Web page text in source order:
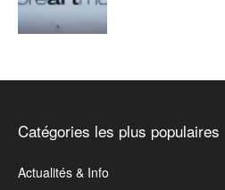
Catégories les plus populaires
Actualités & Info